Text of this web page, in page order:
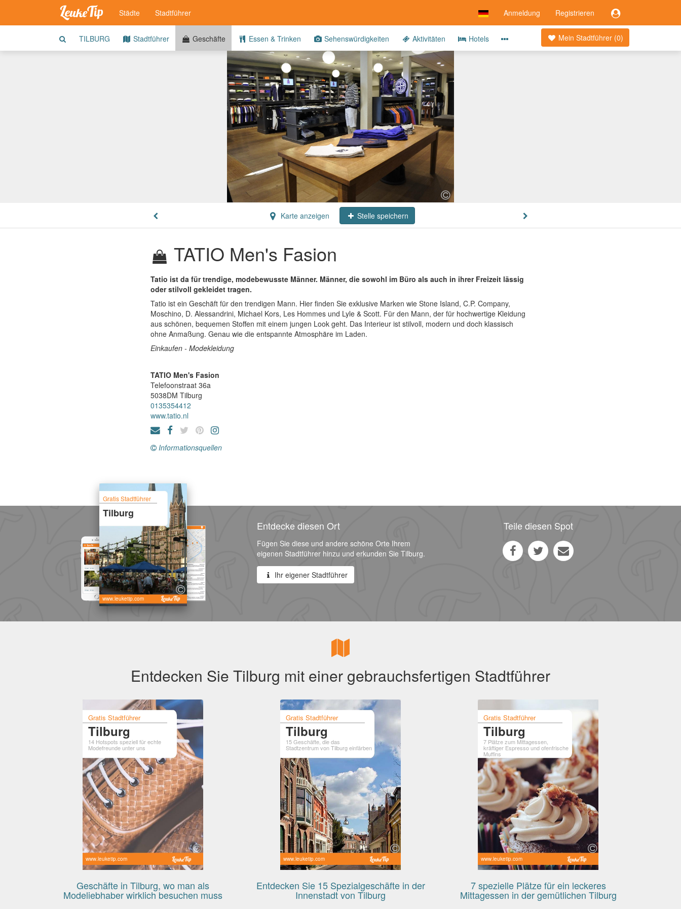
Anmeldung Registrieren
Städte Stadtführer
Mein Stadtführer (0)
TILBURG Stadtführer Geschäfte Essen & Trinken Sehenswürdigkeiten Aktivitäten Hotels
Karte anzeigen Stelle speichern
TATIO Men's Fasion
Tatio ist da für trendige, modebewusste Männer. Männer, die sowohl im Büro als auch in ihrer Freizeit lässig
oder stilvoll gekleidet tragen.
Tatio ist ein Geschäft für den trendigen Mann. Hier finden Sie exklusive Marken wie Stone Island, C.P. Company,
Moschino, D. Alessandrini, Michael Kors, Les Hommes und Lyle & Scott. Für den Mann, der für hochwertige Kleidung
aus schönen, bequemen Stoffen mit einem jungen Look geht. Das Interieur ist stilvoll, modern und doch klassisch
ohne Anmaßung. Genau wie die entspannte Atmosphäre im Laden.
Einkaufen - Modekleidung
TATIO Men's Fasion
Telefoonstraat 36a
5038DM Tilburg
0135354412
www.tatio.nl
Informationsquellen
Gratis Stadtführer
Tilburg
www.leuketip.com
Entdecke diesen Ort
Fügen Sie diese und andere schöne Orte Ihrem
eigenen Stadtführer hinzu und erkunden Sie Tilburg.
Ihr eigener Stadtführer
Teile diesen Spot
Entdecken Sie Tilburg mit einer gebrauchsfertigen Stadtführer
Gratis Stadtführer
Tilburg
14 Hotspots speziell für echte
Modefreunde unter uns
www.leuketip.com
Geschäfte in Tilburg, wo man als
Modeliebhaber wirklich besuchen muss
Gratis Stadtführer
Tilburg
15 Geschäfte, die das
Stadtzentrum von Tilburg einfärben
www.leuketip.com
Entdecken Sie 15 Spezialgeschäfte in der
Innenstadt von Tilburg
Gratis Stadtführer
Tilburg
7 Plätze zum Mittagessen,
kräftiger Espresso und ofenfrische
Muffins
www.leuketip.com
7 spezielle Plätze für ein leckeres
Mittagessen in der gemütlichen Tilburg